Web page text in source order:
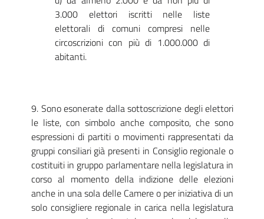
3.000 elettori iscritti nelle liste
elettorali di comuni compresi nelle
circoscrizioni con più di 1.000.000 di
abitanti.
9. Sono esonerate dalla sottoscrizione degli elettori
le liste, con simbolo anche composito, che sono
espressioni di partiti o movimenti rappresentati da
gruppi consiliari già presenti in Consiglio regionale o
costituiti in gruppo parlamentare nella legislatura in
corso al momento della indizione delle elezioni
anche in una sola delle Camere o per iniziativa di un
solo consigliere regionale in carica nella legislatura